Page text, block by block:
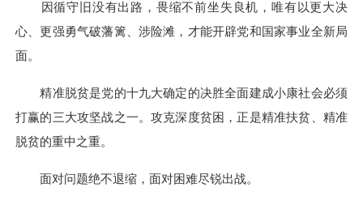
因循守旧没有出路，畏缩不前坐失良机，唯有以更大决
心、更强勇气破藩篱、涉险滩，才能开辟党和国家事业全新局
面。
精准脱贫是党的十九大确定的决胜全面建成小康社会必须
打赢的三大攻坚战之一。攻克深度贫困，正是精准扶贫、精准
脱贫的重中之重。
面对问题绝不退缩，面对困难尽锐出战。